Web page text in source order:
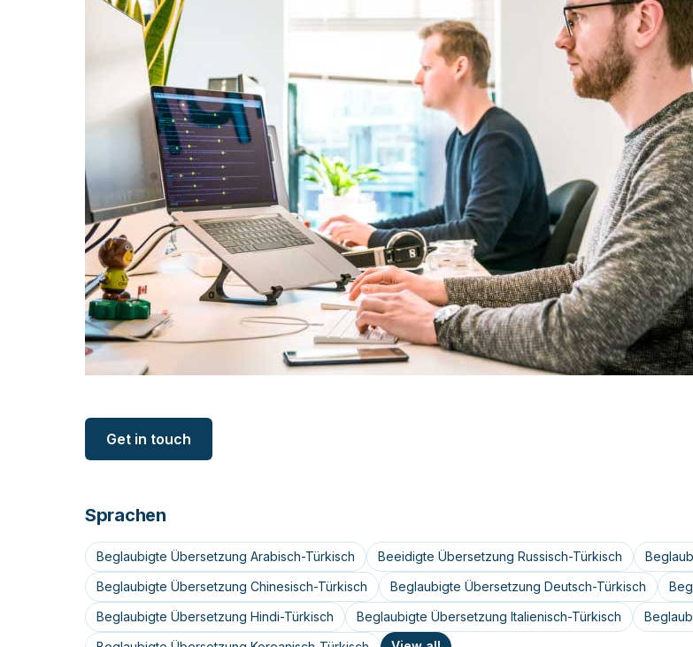
Get in touch
Sprachen
Beglaubigte Übersetzung Arabisch-Türkisch Beeidigte Übersetzung Russisch-Türkisch
Beglaubigte Übersetzung Chinesisch-Türkisch
Beglaubigte Übersetzung Deutsch-Türkisch
Beglaubigte Übersetzung Hindi-Türkisch
Beglaubigte Übersetzung Italienisch-Türkisch